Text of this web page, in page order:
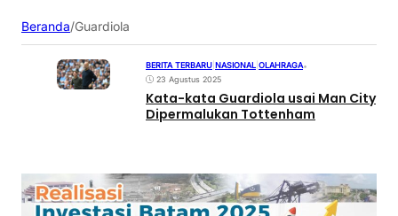
Beranda/Guardiola
BERITA TERBARU NASIONAL OLAHRAGA•
23 Agustus 2025
Kata-kata Guardiola usai Man City
Dipermalukan Tottenham